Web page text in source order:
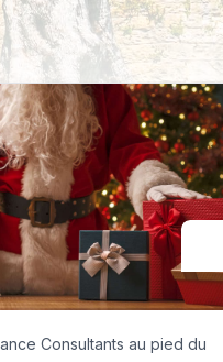
Consultants au pied du